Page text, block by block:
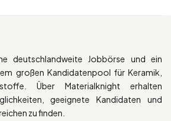
deutschlandweite Jobbörse und ein
großen Kandidatenpool für Keramik,
Über Materialknight erhalten
geeignete Kandidaten und
zu finden.